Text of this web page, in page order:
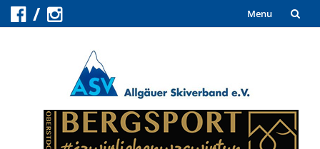
Menu
content